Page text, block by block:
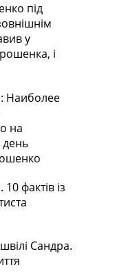
під
у
і
Наиболее
на
фактів із
Сандра.